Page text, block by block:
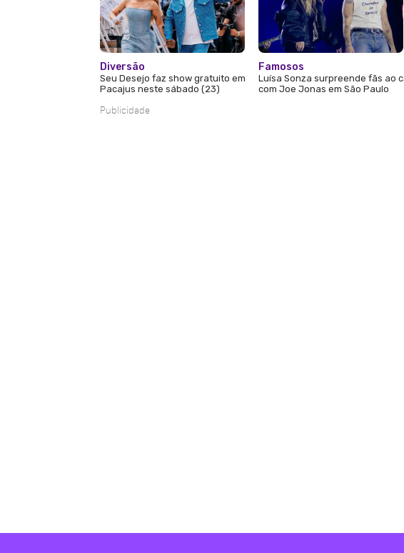
Diversão
Seu Desejo faz show gratuito em
Pacajus neste sábado (23)
Famosos
Luísa Sonza surpreende fãs ao
com Joe Jonas em São Paulo
Publicidade